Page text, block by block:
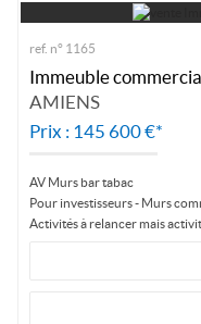
ref. n° 1165
Immeuble
AMIENS
Prix : 145 600 €*
AV Murs bar tabac
Pour investisseurs - Murs
Activités à relancer mais